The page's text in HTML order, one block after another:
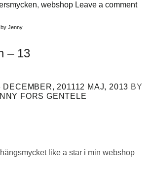
, webshop Leave a comment
Jenny
– 13
DECEMBER, 201112 MAJ, 2013 BY
FORS GENTELE
like a star i min webshop